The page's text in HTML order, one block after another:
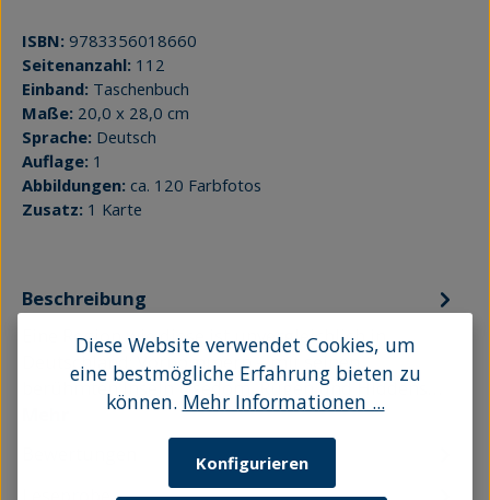
ISBN: 9783356018660
Seitenanzahl: 112
Einband: Taschenbuch
Maße: 20,0 x 28,0 cm
Sprache: Deutsch
Auflage: 1
Abbildungen: ca. 120 Farbfotos
Zusatz: 1 Karte
Beschreibung
Eine Region wie diese ist unvergleichlich in
Deutschland: Vorpommern – mit seinen
berühmten Inseln Usedom, Rügen und Hiddens…
Diese Website verwendet Cookies, um
eine bestmögliche Erfahrung bieten zu
können. Mehr Informationen ...
Konfigurieren